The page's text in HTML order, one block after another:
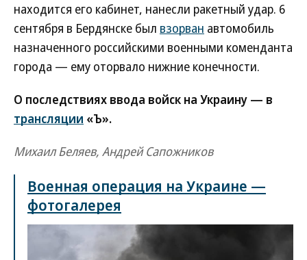
находится его кабинет, нанесли ракетный удар. 6
сентября в Бердянске был взорван автомобиль
назначенного российскими военными коменданта
города — ему оторвало нижние конечности.
О последствиях ввода войск на Украину — в
трансляции «Ъ».
Михаил Беляев, Андрей Сапожников
Военная операция на Украине —
фотогалерея